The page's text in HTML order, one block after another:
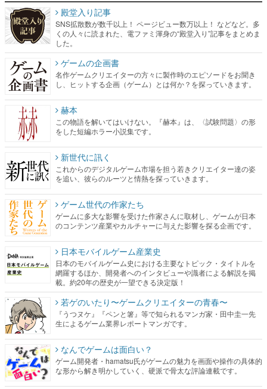
殿堂入り記事
SNS拡散数が数千以上！ ページビュー数万以上！ などなど。多
くの人々に読まれた、電ファミ渾身の“殿堂入り”記事をまとめま
した。
ゲームの企画書
名作ゲームクリエイターの方々に製作時のエピソードをお聞き
し、ヒットする企画（ゲーム）とは何か？を探っていきます。
赫本
この物語を解いてはいけない。『赫本』は、〈試験問題〉の形
をした短編ホラー小説集です。
新世代に訊く
これからのデジタルゲーム市場を担う若きクリエイター達の姿
を追い、彼らのルーツと情熱を探っていきます。
ゲーム世代の作家たち
ゲームに多大な影響を受けた作家さんに取材し、ゲームが日本
のコンテンツ産業やカルチャーに与えた影響を探る企画です。
日本モバイルゲーム産業史
日本のモバイルゲーム史における主要なトピック・タイトルを
網羅するほか、開発者へのインタビューや識者による解説を掲
載。約20年の歴史が一望できる決定版！
若ゲのいたり〜ゲームクリエイターの青春〜
『うつヌケ』『ペンと箸』等で知られるマンガ家・田中圭一先
生によるゲーム業界レポートマンガです。
なんでゲームは面白い？
ゲーム開発者・hamatsu氏がゲームの魅力を画面や操作の具体的
な形から解き明かしていく、硬派で骨太な評論連載です。